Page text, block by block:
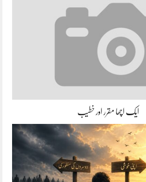
ایک اچھا مقرر اور خطیب